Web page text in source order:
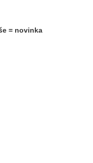
= novinka